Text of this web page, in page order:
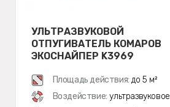
УЛЬТРАЗВУКОВОЙ
ОТПУГИВАТЕЛЬ КОМАРОВ
ЭКОСНАЙПЕР K3969
Площадь действия: до 5 м²
Воздействие: ультразвуковое